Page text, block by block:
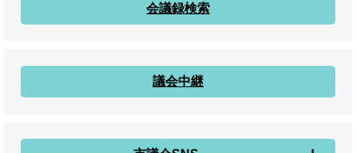
会議録検索
議会中継